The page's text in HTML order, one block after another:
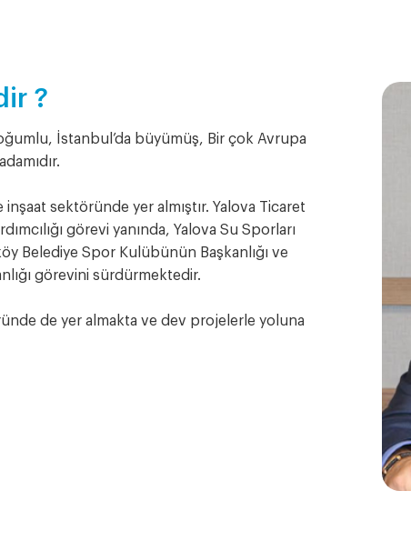
?
İstanbul’da büyümüş, Bir çok Avrupa
sektöründe yer almıştır. Yalova Ticaret
görevi yanında, Yalova Su Sporları
Belediye Spor Kulübünün Başkanlığı ve
görevini sürdürmektedir.
de yer almakta ve dev projelerle yoluna